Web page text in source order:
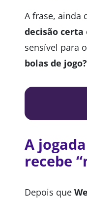
A frase, ainda
decisão
sensível para
bolas de jogo?
A
recebe
Depois que